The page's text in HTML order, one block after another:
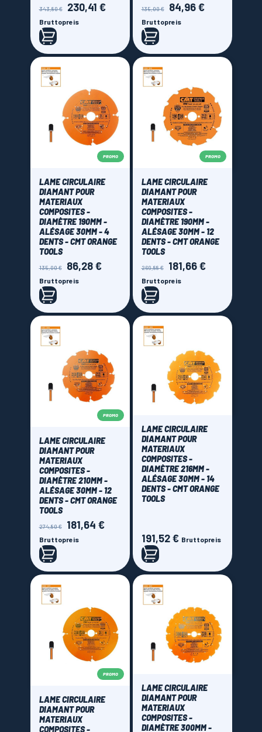
Verkaufspreis
343,80 € Preis
230,41 €
Bruttopreis
Verkaufspreis
135,00 € Preis
84,96 €
Bruttopreis
PROMO
LAME CIRCULAIRE
DIAMANT POUR
MATERIAUX
COMPOSITES -
DIAMÈTRE 190MM -
ALÉSAGE 30MM - 4
DENTS - CMT ORANGE
TOOLS
Verkaufspreis
135,00 € Preis
86,28 €
Bruttopreis
PROMO
LAME CIRCULAIRE
DIAMANT POUR
MATERIAUX
COMPOSITES -
DIAMÈTRE 190MM -
ALÉSAGE 30MM - 12
DENTS - CMT ORANGE
TOOLS
Verkaufspreis
269,88 € Preis
181,66 €
Bruttopreis
PROMO
LAME CIRCULAIRE
DIAMANT POUR
MATERIAUX
COMPOSITES -
DIAMÈTRE 210MM -
ALÉSAGE 30MM - 12
DENTS - CMT ORANGE
TOOLS
Verkaufspreis
274,80 € Preis
181,64 €
Bruttopreis
LAME CIRCULAIRE
DIAMANT POUR
MATERIAUX
COMPOSITES -
DIAMÈTRE 216MM -
ALÉSAGE 30MM - 14
DENTS - CMT ORANGE
TOOLS
Preis
191,52 € Bruttopreis
PROMO
LAME CIRCULAIRE
DIAMANT POUR
MATERIAUX
COMPOSITES -
LAME CIRCULAIRE
DIAMANT POUR
MATERIAUX
COMPOSITES -
DIAMÈTRE 300MM -